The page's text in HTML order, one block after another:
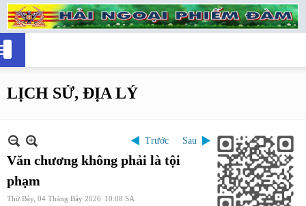
LỊCH SỬ, ĐỊA LÝ
Trước Sau
Văn chương không phải là tội
phạm
Thứ Bảy, 04 Tháng Bảy 2026 10:08 SA